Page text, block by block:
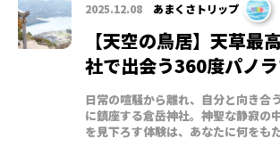
2025.12.08 あまくさトリップ
【天空の鳥居】天草最
社で出会う360度パノ
日常の喧騒から離れ、自分と向き合
に鎮座する倉岳神社。神聖な静寂の
を見下ろす体験は、あなたに何をも